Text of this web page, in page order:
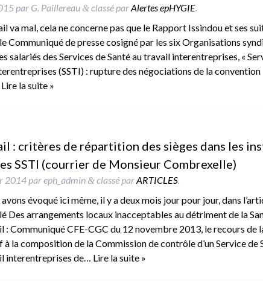
par G. Paillereau &classé parAlertes epHYGIE.
va mal, cela ne concerne pas que le Rapport Issindou et ses
Communiqué de presse cosigné par les six Organisations
salariés des Services de Santé au travail interentreprises, «
(SSTI) : rupture des négociations de la convention
Lire la suite »
: critères de répartition des sièges dans les
SSTI (courrier de Monsieur Combrexelle)
2014 pareph_admin &classé parARTICLES.
évoqué ici même, il y a deux mois jour pour jour, dans
Des arrangements locaux inacceptables au détriment de la
: Communiqué CFE-CGC du 12 novembre 2013, le recours de
la composition de la Commission de contrôle d’un Service de
interentreprises de… Lire la suite »